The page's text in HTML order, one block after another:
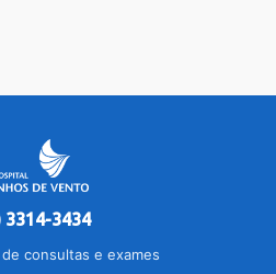
3314-3434
consultas e exames